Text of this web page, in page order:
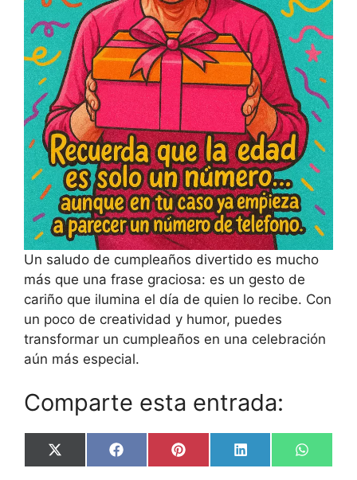
Un saludo de cumpleaños divertido es mucho
más que una frase graciosa: es un gesto de
cariño que ilumina el día de quien lo recibe. Con
un poco de creatividad y humor, puedes
transformar un cumpleaños en una celebración
aún más especial.
Comparte esta entrada:
Share
on
X
(
Share
on
F
a
Share
on
P
i
Share
on
L
i
Share
on
W
h